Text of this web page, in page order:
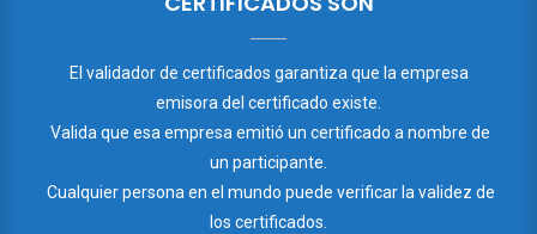
El validador de certificados garantiza que la empresa
emisora del certificado existe.
Valida que esa empresa emitió un certificado a nombre de
un participante.
Cualquier persona en el mundo puede verificar la validez de
los certificados.